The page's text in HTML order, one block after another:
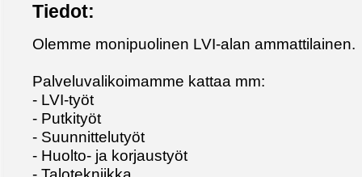
Tiedot:
Olemme monipuolinen LVI-alan ammattilainen.
Palveluvalikoimamme kattaa mm:
- LVI-työt
- Putkityöt
- Suunnittelutyöt
- Huolto- ja korjaustyöt